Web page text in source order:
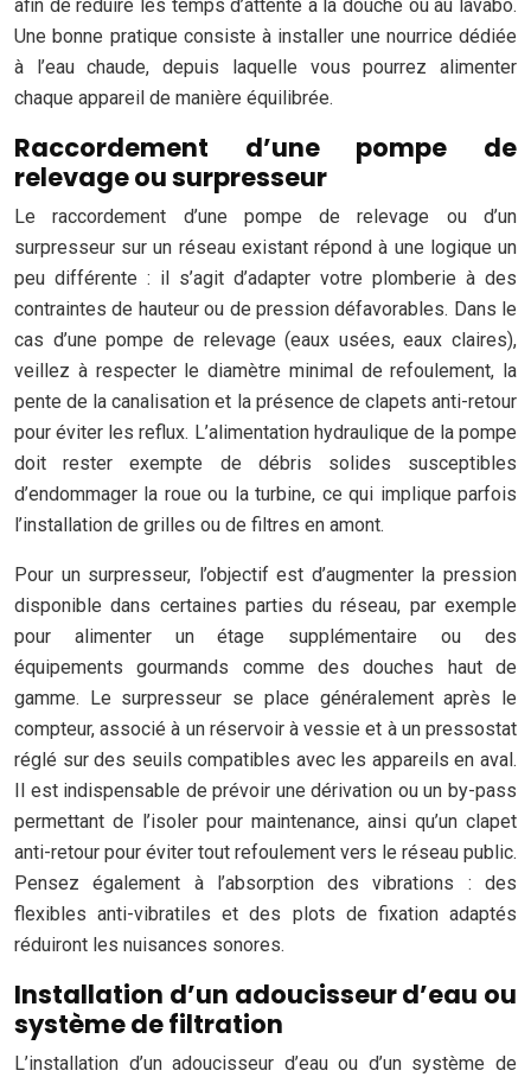
afin de réduire les temps d’attente à la douche ou au lavabo.
Une bonne pratique consiste à installer une nourrice dédiée
à l’eau chaude, depuis laquelle vous pourrez alimenter
chaque appareil de manière équilibrée.
Raccordement d’une pompe de
relevage ou surpresseur
Le raccordement d’une pompe de relevage ou d’un
surpresseur sur un réseau existant répond à une logique un
peu différente : il s’agit d’adapter votre plomberie à des
contraintes de hauteur ou de pression défavorables. Dans le
cas d’une pompe de relevage (eaux usées, eaux claires),
veillez à respecter le diamètre minimal de refoulement, la
pente de la canalisation et la présence de clapets anti-retour
pour éviter les reflux. L’alimentation hydraulique de la pompe
doit rester exempte de débris solides susceptibles
d’endommager la roue ou la turbine, ce qui implique parfois
l’installation de grilles ou de filtres en amont.
Pour un surpresseur, l’objectif est d’augmenter la pression
disponible dans certaines parties du réseau, par exemple
pour alimenter un étage supplémentaire ou des
équipements gourmands comme des douches haut de
gamme. Le surpresseur se place généralement après le
compteur, associé à un réservoir à vessie et à un pressostat
réglé sur des seuils compatibles avec les appareils en aval.
Il est indispensable de prévoir une dérivation ou un by-pass
permettant de l’isoler pour maintenance, ainsi qu’un clapet
anti-retour pour éviter tout refoulement vers le réseau public.
Pensez également à l’absorption des vibrations : des
flexibles anti-vibratiles et des plots de fixation adaptés
réduiront les nuisances sonores.
Installation d’un adoucisseur d’eau ou
système de filtration
L’installation d’un adoucisseur d’eau ou d’un système de